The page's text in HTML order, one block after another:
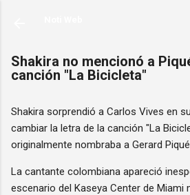
Shakira no mencionó a
canción "La Bicicleta"
Shakira sorprendió a Carlos Vives en
cambiar la letra de la canción "La
originalmente nombraba a Gerard Piqué.
La cantante colombiana apareció
escenario del Kaseya Center de Miami